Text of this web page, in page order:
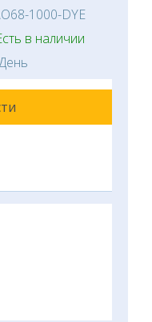
1000-DYE
в наличии